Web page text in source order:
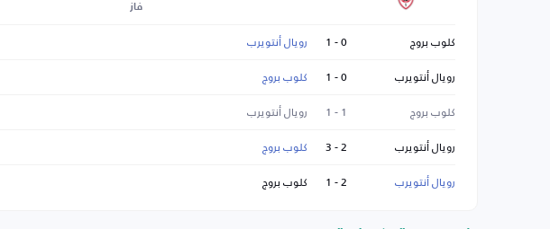
فاز
كلوب بروج 0 - 1 رويال أنتويرب
رويال أنتويرب
0 - 1 كلوب بروج
كلوب بروج
1 - 1 رويال أنتويرب
رويال أنتويرب
2 - 3 كلوب بروج
رويال أنتويرب
2 - 1 كلوب بروج